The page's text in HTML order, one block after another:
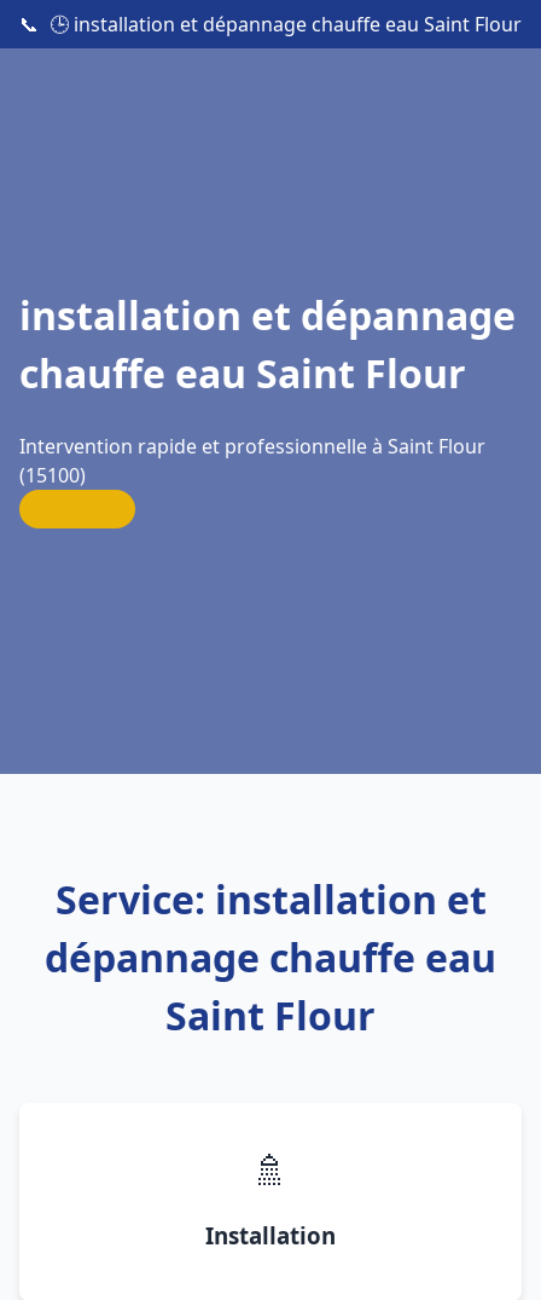
📞 🕒 installation et dépannage chauffe eau Saint Flour
installation et dépannage
chauffe eau Saint Flour
Intervention rapide et professionnelle à Saint Flour
(15100)
Service: installation et
dépannage chauffe eau
Saint Flour
🚿
Installation